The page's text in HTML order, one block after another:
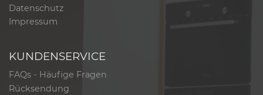
Datenschutz
Impressum
KUNDENSERVICE
FAQs - Häufige Fragen
Rücksendung